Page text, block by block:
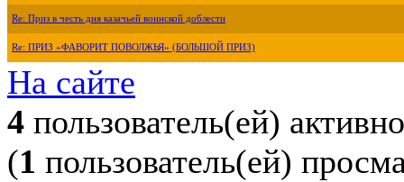
Re: Приз в честь дня казачьей воинской доблести
Re: ПРИЗ «ФАВОРИТ ПОВОЛЖЬЯ» (БОЛЬШОЙ ПРИЗ)
На сайте
4 пользователь(ей) активно
(1 пользователь(ей)